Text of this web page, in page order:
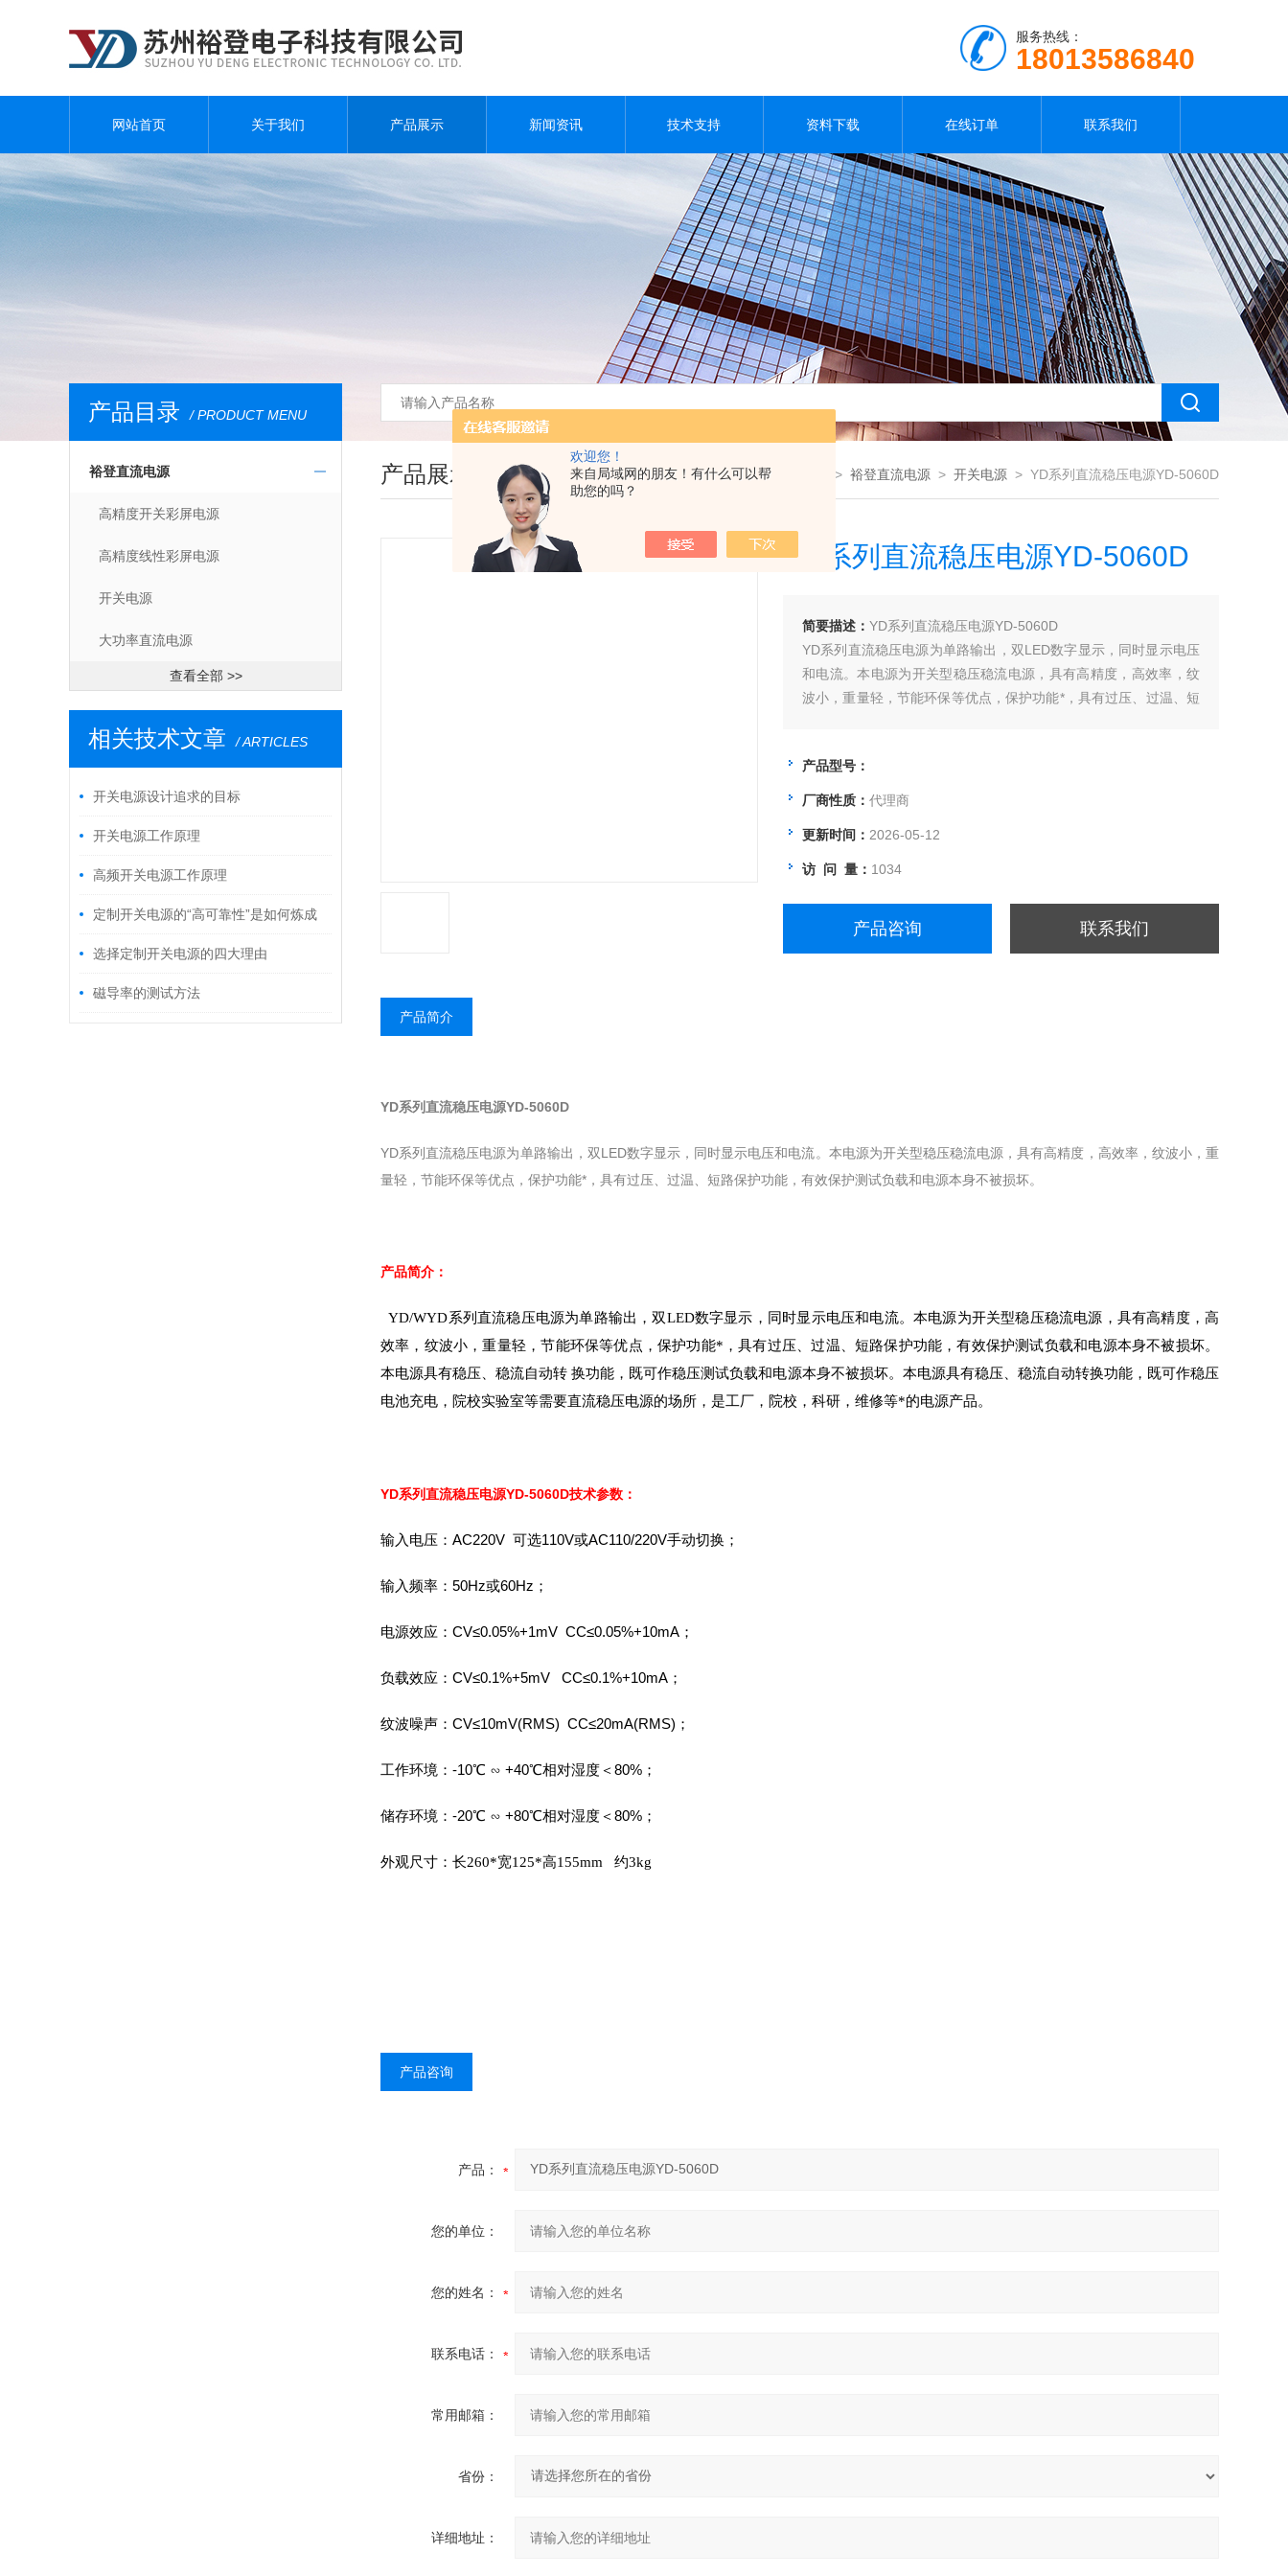
欢迎您！
来自局域网的朋友！有什么可以帮
助您的吗？
服务热线：
18013586840
网站首页 关于我们 产品展示 新闻资讯 技术支持 资料下载 在线订单 联系我们
产品目录 / PRODUCT MENU
裕登直流电源
高精度开关彩屏电源
高精度线性彩屏电源
开关电源
大功率直流电源
查看全部 >>
相关技术文章 / ARTICLES
开关电源设计追求的目标
开关电源工作原理
高频开关电源工作原理
定制开关电源的“高可靠性”是如何炼成
的？选择定制开关电源的四大理由
磁导率的测试方法
产品展示 您现在的位置：首页> > 裕登直流电源 > 开关电源 > YD系列直流稳压电源YD-5060D
YD系列直流稳压电源YD-5060D
简要描述： YD系列直流稳压电源YD-5060D
YD系列直流稳压电源为单路输出，双LED数字显示，同时显示电压
和电流。本电源为开关型稳压稳流电源，具有高精度，高效率，纹
波小，重量轻，节能环保等优点，保护功能*，具有过压、过温、短
产品型号：
厂商性质： 代理商
更新时间： 2026-05-12
访 问 量： 1034
产品咨询 联系我们
产品简介
YD系列直流稳压电源YD-5060D
YD系列直流稳压电源为单路输出，双LED数字显示，同时显示电压和电流。本电源为开关型稳压稳流电源，具有高精度，高效率，纹波小，重
量轻，节能环保等优点，保护功能*，具有过压、过温、短路保护功能，有效保护测试负载和电源本身不被损坏。
产品简介：
YD/WYD系列直流稳压电源为单路输出，双LED数字显示，同时显示电压和电流。本电源为开关型稳压稳流电源，具有高精度，高
效率，纹波小，重量轻，节能环保等优点，保护功能*，具有过压、过温、短路保护功能，有效保护测试负载和电源本身不被损坏。
本电源具有稳压、稳流自动转 换功能，既可作稳压测试负载和电源本身不被损坏。本电源具有稳压、稳流自动转换功能，既可作稳压
电池充电，院校实验室等需要直流稳压电源的场所，是工厂，院校，科研，维修等*的电源产品。
YD系列直流稳压电源YD-5060D技术参数：
输入电压：AC220V 可选110V或AC110/220V手动切换；
输入频率：50Hz或60Hz；
电源效应：CV≤0.05%+1mV CC≤0.05%+10mA；
负载效应：CV≤0.1%+5mV CC≤0.1%+10mA；
纹波噪声：CV≤10mV(RMS) CC≤20mA(RMS)；
工作环境：-10℃ ∽ +40℃相对湿度＜80%；
储存环境：-20℃ ∽ +80℃相对湿度＜80%；
外观尺寸：长260*宽125*高155mm 约3kg
产品咨询
产品：
您的单位：
您的姓名：
联系电话：
常用邮箱：
省份：
详细地址：